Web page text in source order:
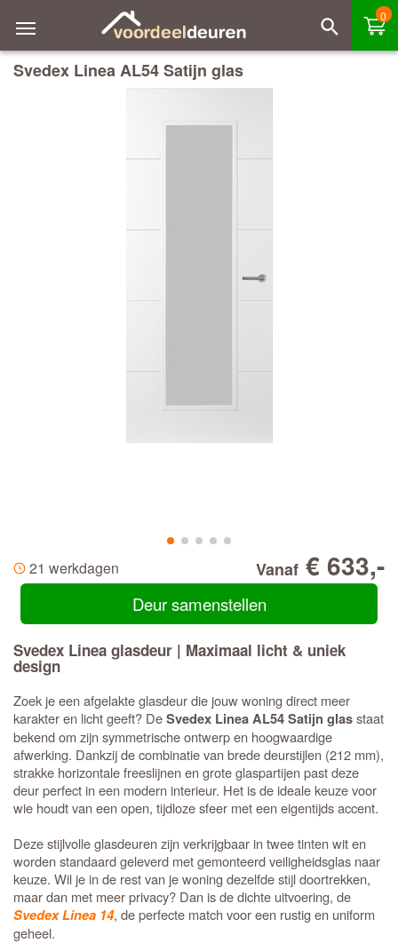
0
Svedex Linea AL54 Satijn glas
21 werkdagen Vanaf € 633,-
Deur samenstellen
Svedex Linea glasdeur | Maximaal licht & uniek
design
Zoek je een afgelakte glasdeur die jouw woning direct meer
karakter en licht geeft? DeSvedex Linea AL54 Satijn glasstaat
bekend om zijn symmetrische ontwerp en hoogwaardige
afwerking. Dankzij de combinatie van brede deurstijlen (212 mm),
strakke horizontale freeslijnen en grote glaspartijen past deze
deur perfect in een modern interieur. Het is de ideale keuze voor
wie houdt van een open, tijdloze sfeer met een eigentijds accent.
Deze stijlvolle glasdeuren zijn verkrijgbaar in twee tinten wit en
worden standaard geleverd met gemonteerd veiligheidsglas naar
keuze. Wil je in de rest van je woning dezelfde stijl doortrekken,
maar dan met meer privacy? Dan is de dichte uitvoering, de
Svedex Linea 14, de perfecte match voor een rustig en uniform
geheel.